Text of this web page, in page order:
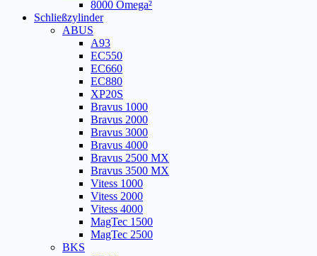
8000 Omega²
Schließzylinder
ABUS
A93
EC550
EC660
EC880
XP20S
Bravus 1000
Bravus 2000
Bravus 3000
Bravus 4000
Bravus 2500 MX
Bravus 3500 MX
Vitess 1000
Vitess 2000
Vitess 4000
MagTec 1500
MagTec 2500
BKS